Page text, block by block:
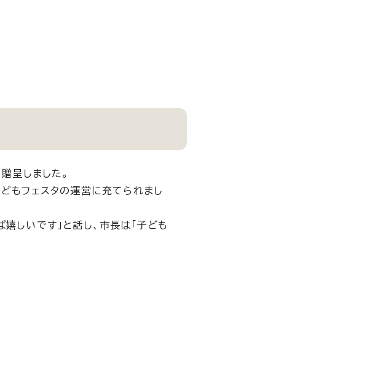
呈しました。
フェスタの運営に充てられまし
しいです」と話し、市長は「子ども